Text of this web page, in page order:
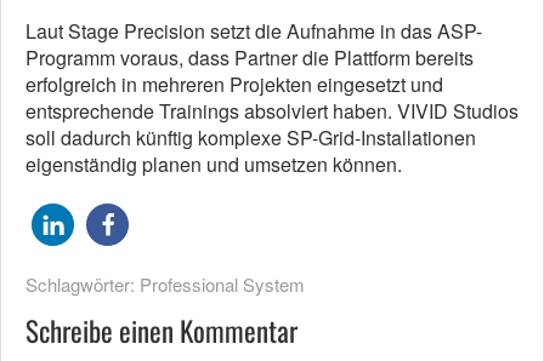
Laut Stage Precision setzt die Aufnahme in das ASP-
Programm voraus, dass Partner die Plattform bereits
erfolgreich in mehreren Projekten eingesetzt und
entsprechende Trainings absolviert haben. VIVID Studios
soll dadurch künftig komplexe SP-Grid-Installationen
eigenständig planen und umsetzen können.
Schlagwörter: Professional System
Schreibe einen Kommentar